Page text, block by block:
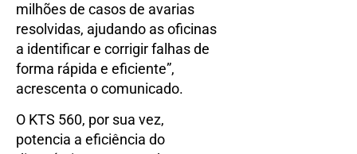
milhões de casos de avarias
resolvidas, ajudando as oficinas
a identificar e corrigir falhas de
forma rápida e eficiente”,
acrescenta o comunicado.
O KTS 560, por sua vez,
potencia a eficiência do